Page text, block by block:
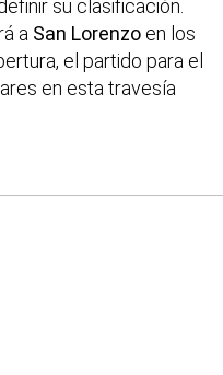
su clasificación.
a San Lorenzo en los
el partido para el
en esta travesía